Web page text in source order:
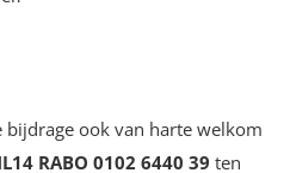
bijdrage ook van harte welkom
RABO 0102 6440 39 ten